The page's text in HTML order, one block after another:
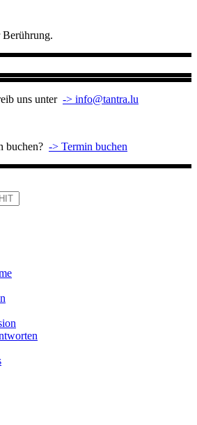
Berührung.
uns unter -> info@tantra.lu
buchen? -> Termin buchen